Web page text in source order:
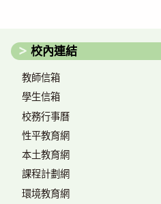
校內連結
教師信箱
學生信箱
校務行事曆
性平教育網
本土教育網
課程計劃網
環境教育網